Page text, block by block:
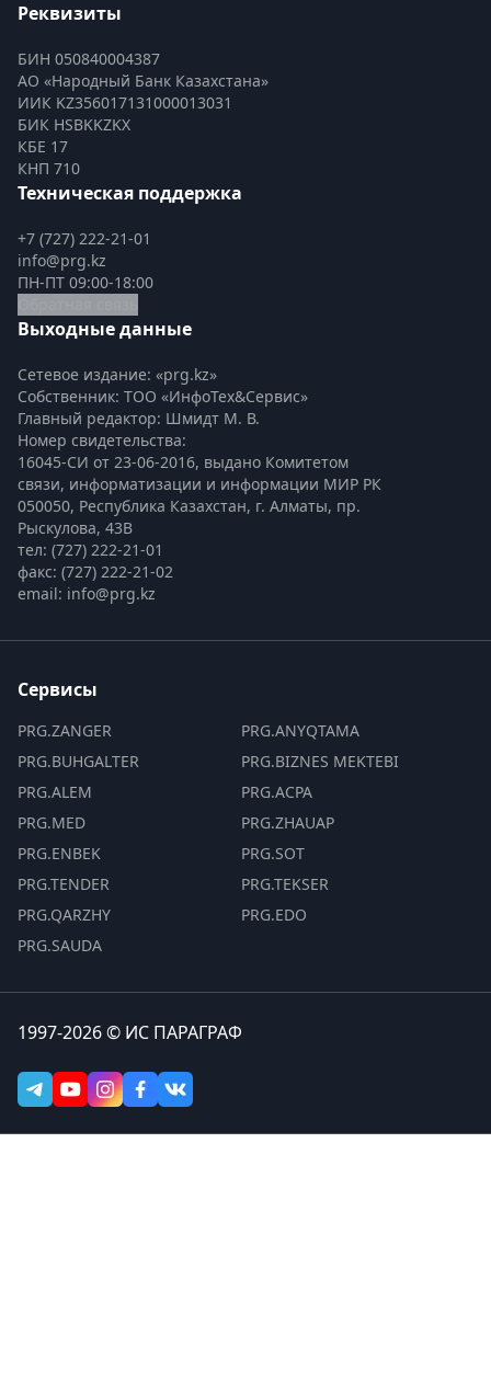
Реквизиты
БИН 050840004387
АО «Народный Банк Казахстана»
ИИК KZ356017131000013031
БИК HSBKKZKX
КБЕ 17
КНП 710
Техническая поддержка
+7 (727) 222-21-01
info@prg.kz
ПН-ПТ 09:00-18:00
Выходные данные
Сетевое издание: «prg.kz»
Собственник: ТОО «ИнфоТех&Сервис»
Главный редактор: Шмидт М. В.
Номер свидетельства:
16045-СИ от 23-06-2016, выдано Комитетом
связи, информатизации и информации МИР РК
050050, Республика Казахстан, г. Алматы, пр.
Рыскулова, 43В
тел: (727) 222-21-01
факс: (727) 222-21-02
email: info@prg.kz
Сервисы
PRG.ZANGER
PRG.BUHGALTER
PRG.ALEM
PRG.MED
PRG.ENBEK
PRG.TENDER
PRG.QARZHY
PRG.SAUDA
PRG.ANYQTAMA
PRG.BIZNES MEKTEBI
PRG.ACPA
PRG.ZHAUAP
PRG.SOT
PRG.TEKSER
PRG.EDO
1997-2026 © ИС ПАРАГРАФ